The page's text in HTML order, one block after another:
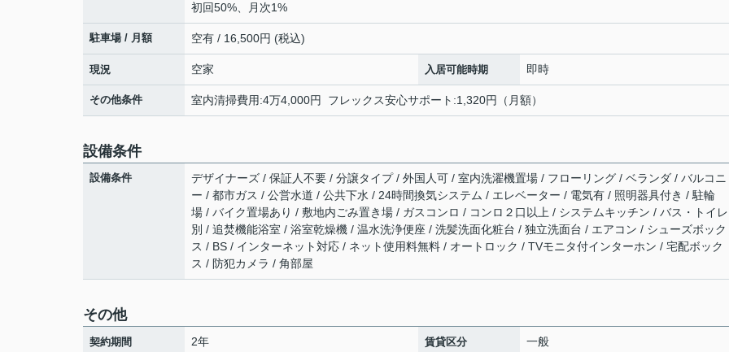
初回50%、月次1%
駐車場 / 月額 空有 / 16,500円 (税込)
現況 空家 入居可能時期 即時
その他条件 室内清掃費用:4万4,000円 フレックス安心サポート:1,320円（月額）
設備条件
設備条件
デザイナーズ / 保証人不要 / 分譲タイプ / 外国人可 / 室内洗濯機置場 / フローリング / ベランダ / バルコニ
ー / 都市ガス / 公営水道 / 公共下水 / 24時間換気システム / エレベーター / 電気有 / 照明器具付き / 駐輪
場 / バイク置場あり / 敷地内ごみ置き場 / ガスコンロ / コンロ２口以上 / システムキッチン / バス・トイレ
別 / 追焚機能浴室 / 浴室乾燥機 / 温水洗浄便座 / 洗髪洗面化粧台 / 独立洗面台 / エアコン / シューズボック
ス / BS / インターネット対応 / ネット使用料無料 / オートロック / TVモニタ付インターホン / 宅配ボック
ス / 防犯カメラ / 角部屋
その他
契約期間 2年 賃貸区分 一般